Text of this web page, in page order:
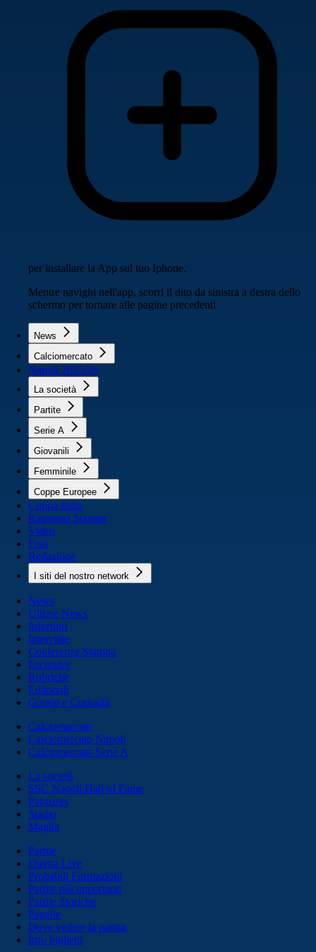
per installare la App sul tuo Iphone.
Mentre navighi nell'app, scorri il dito da sinistra a destra dello
schermo per tornare alle pagine precedenti
News
Calciomercato
Napoli 2025/26
La società
Partite
Serie A
Giovanili
Femminile
Coppe Europee
Coppa Italia
Rassegna Stampa
Video
Foto
Redazione
I siti del nostro network
News
Ultime News
Infortuni
Interviste
Conferenze Stampa
Esclusive
Rubriche
Editoriali
Gossip e Curiosità
Calciomercato
Calciomercato Napoli
Calciomercato Serie A
La società
SSC Napoli Hall of Fame
Palmares
Stadio
Maglia
Partite
Diretta Live
Probabili Formazioni
Partite più importanti
Partite Storiche
Pagelle
Dove vedere la partita
Info biglietti